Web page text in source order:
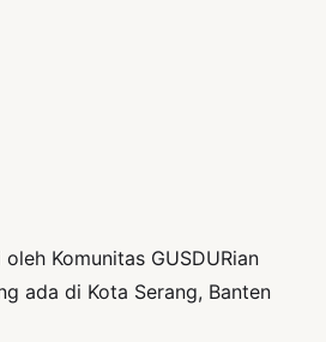
Komunitas GUSDURian
ada di Kota Serang, Banten